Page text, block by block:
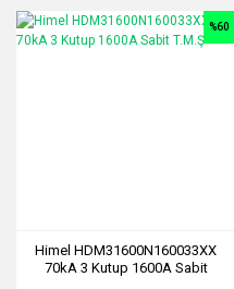
Himel HDM31600N160033XX
70kA 3 Kutup 1600A Sabit
%60